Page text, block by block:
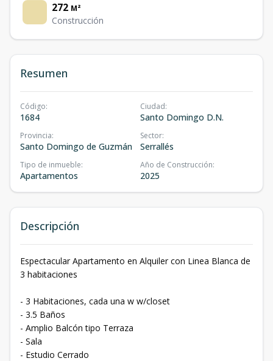
272 M²
Construcción
Resumen
Código:
1684
Ciudad:
Santo Domingo D.N.
Provincia:
Santo Domingo de Guzmán
Sector:
Serrallés
Tipo de inmueble:
Apartamentos
Año de Construcción:
2025
Descripción
Espectacular Apartamento en Alquiler con Linea Blanca de
3 habitaciones
- 3 Habitaciones, cada una w w/closet
- 3.5 Baños
- Amplio Balcón tipo Terraza
- Sala
- Estudio Cerrado